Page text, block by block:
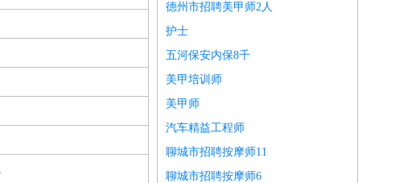
德州市招聘美甲师2人
护士
五河保安内保8千
美甲培训师
美甲师
汽车精益工程师
聊城市招聘按摩师11
聊城市招聘按摩师6